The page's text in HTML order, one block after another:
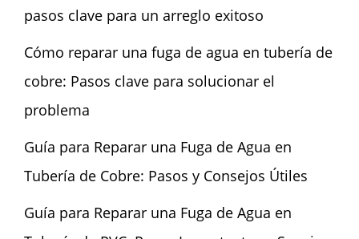
pasos clave para un arreglo exitoso
Cómo reparar una fuga de agua en tubería de
cobre: Pasos clave para solucionar el
problema
Guía para Reparar una Fuga de Agua en
Tubería de Cobre: Pasos y Consejos Útiles
Guía para Reparar una Fuga de Agua en